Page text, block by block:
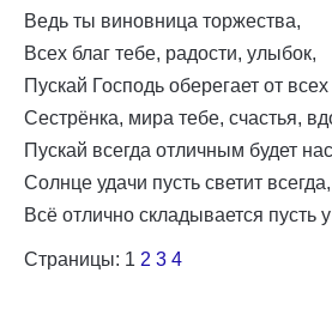
Ведь ты виновница торжества,
Всех благ тебе, радости, улыбок,
Пускай Господь оберегает от
Сестрёнка, мира тебе, счастья,
Пускай всегда отличным будет
Солнце удачи пусть светит всегда,
Всё отлично складывается пусть
Страницы: 1 2 3 4